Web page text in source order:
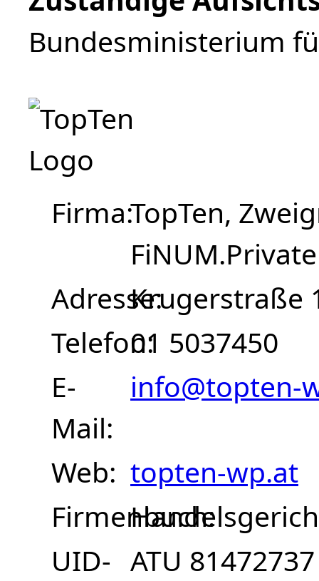
Bundesministerium
FirmaTopTen,
AdresseKrugerstraße
Telefon01 5037450
E-
Mail
info@topten-
Web
topten-wp.at
Firmenbuch
UID- ATU 81472737